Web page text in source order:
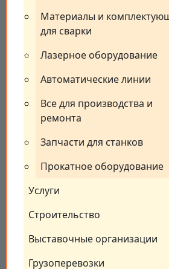
Материалы и
для сварки
Лазерное оборудование
Автоматические линии
Все для производства и
ремонта
Запчасти для станков
Прокатное оборудование
Услуги
Строительство
Выставочные организации
Грузоперевозки